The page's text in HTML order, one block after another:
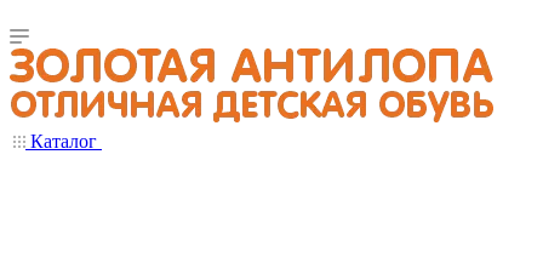
Каталог